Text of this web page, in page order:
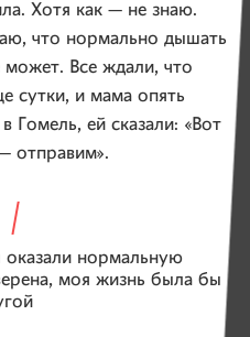
Хотя как — не знаю.
что нормально дышать
может. Все ждали, что
сутки, и мама опять
Гомель, ей сказали: «Вот
отправим».
оказали нормальную
моя жизнь была бы